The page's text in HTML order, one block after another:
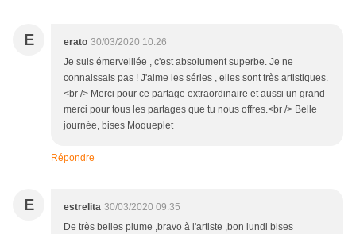
E erato 30/03/2020 10:26
Je suis émerveillée , c'est absolument superbe. Je ne
connaissais pas ! J'aime les séries , elles sont très artistiques.
<br /> Merci pour ce partage extraordinaire et aussi un grand
merci pour tous les partages que tu nous offres.<br /> Belle
journée, bises Moqueplet
Répondre
E estrelita 30/03/2020 09:35
De très belles plume ,bravo à l'artiste ,bon lundi bises